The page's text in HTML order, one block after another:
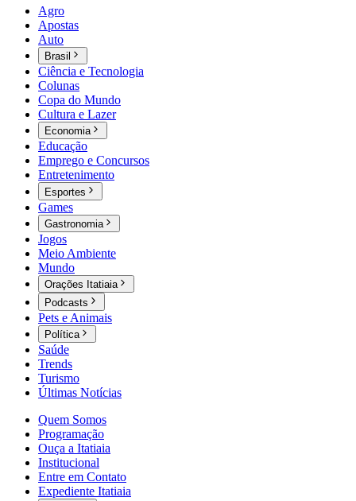
Agro
Apostas
Auto
Brasil
Ciência e Tecnologia
Colunas
Copa do Mundo
Cultura e Lazer
Economia
Educação
Emprego e Concursos
Entretenimento
Esportes
Games
Gastronomia
Jogos
Meio Ambiente
Mundo
Orações Itatiaia
Podcasts
Pets e Animais
Política
Saúde
Trends
Turismo
Últimas Notícias
Quem Somos
Programação
Ouça a Itatiaia
Institucional
Entre em Contato
Expediente Itatiaia